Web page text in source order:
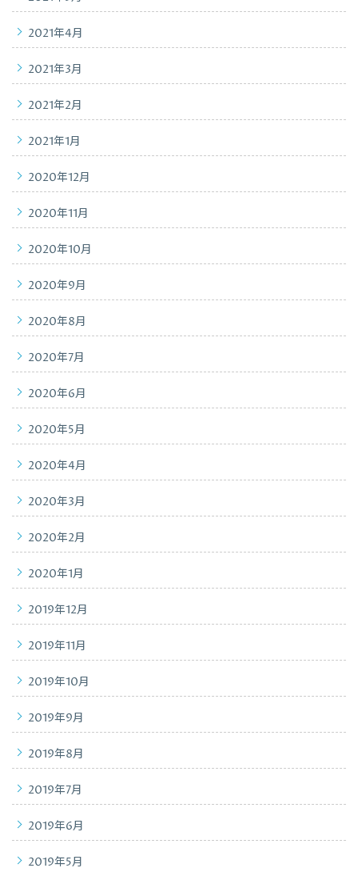
2021年4月
2021年3月
2021年2月
2021年1月
2020年12月
2020年11月
2020年10月
2020年9月
2020年8月
2020年7月
2020年6月
2020年5月
2020年4月
2020年3月
2020年2月
2020年1月
2019年12月
2019年11月
2019年10月
2019年9月
2019年8月
2019年7月
2019年6月
2019年5月